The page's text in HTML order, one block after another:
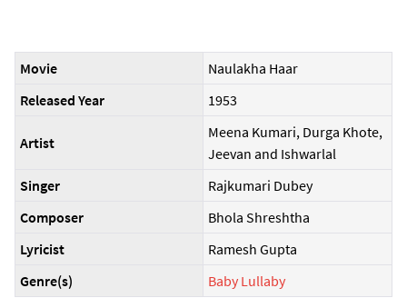
Movie
Naulakha Haar
Released Year
1953
Artist
Meena Kumari, Durga Khote,
Jeevan and Ishwarlal
Singer
Rajkumari Dubey
Composer
Bhola Shreshtha
Lyricist
Ramesh Gupta
Genre(s)
Baby Lullaby